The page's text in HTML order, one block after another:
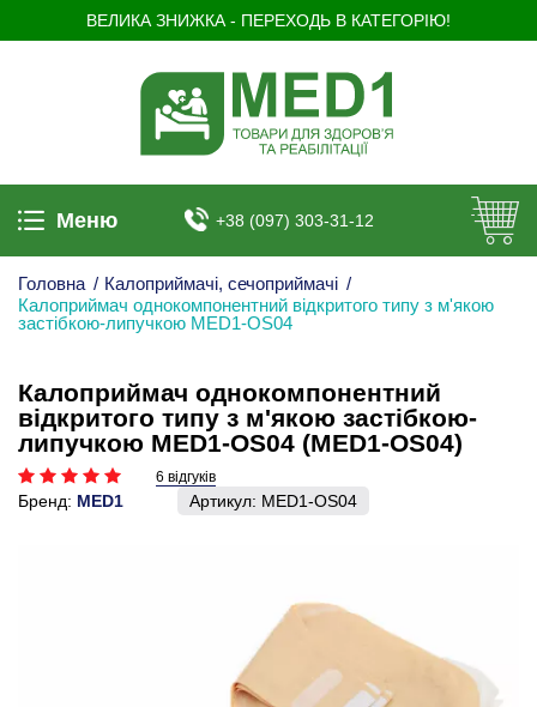
ВЕЛИКА ЗНИЖКА - ПЕРЕХОДЬ В КАТЕГОРІЮ!
Меню +38 (097) 303-31-12
Головна / Калоприймачі, сечоприймачі /
Калоприймач однокомпонентний відкритого типу з м'якою
застібкою-липучкою MED1-OS04
Калоприймач однокомпонентний
відкритого типу з м'якою застібкою-
липучкою MED1-OS04 (MED1-OS04)
6 відгуків
Бренд: MED1 Артикул: MED1-OS04